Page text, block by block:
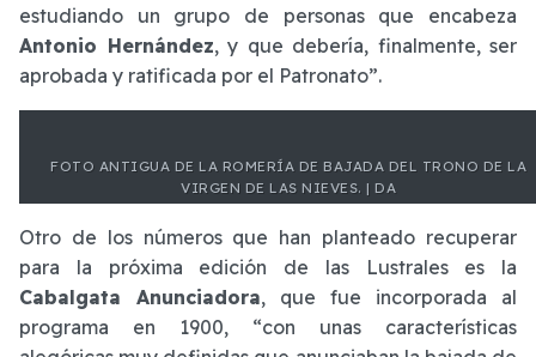
estudiando un grupo de personas que encabeza
Antonio Hernández, y que debería, finalmente, ser
aprobada y ratificada por el Patronato”.
FOTO ANTIGUA DE LA ROMERÍA DE BAJADA DEL TRONO DE LA
VIRGEN DE LAS NIEVES. | DA
Otro de los números que han planteado recuperar
para la próxima edición de las Lustrales es la
Cabalgata Anunciadora, que fue incorporada al
programa en 1900, “con unas características